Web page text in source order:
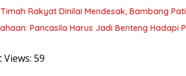
Rakyat Dinilai Mendesak, Bambang
Pancasila Harus Jadi Benteng Hadapi
Views: 59